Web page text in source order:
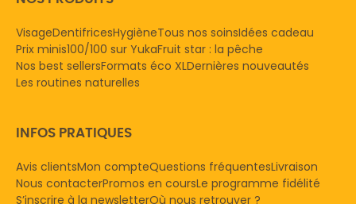
VisageDentifricesHygièneTous nos soinsIdées cadeau
Prix minis100/100 sur YukaFruit star : la pêche
Nos best sellersFormats éco XLDernières nouveautés
Les routines naturelles
INFOS PRATIQUES
Avis clientsMon compteQuestions fréquentesLivraison
Nous contacterPromos en coursLe programme fidélité
S’inscrire à la newsletterOù nous retrouver ?